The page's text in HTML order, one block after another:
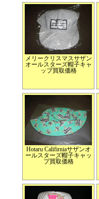
メリークリスマスサザン
オールスターズ帽子キャ
ップ買取価格
Hotaru Califirniaサザンオ
ールスターズ帽子キャッ
プ買取価格